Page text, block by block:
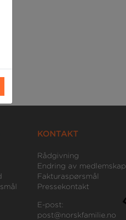
KONTAKT
Rådgivning
Endring av medlemskap
Fakturaspørsmål
Pressekontakt
E-post:
post@norskfamilie.no